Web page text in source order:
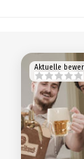
Aktuelle